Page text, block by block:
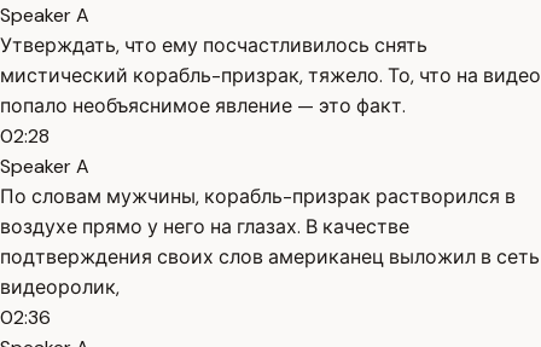
Speaker A
Утверждать, что ему посчастливилось снять
мистический корабль-призрак, тяжело. То, что на видео
попало необъяснимое явление — это факт.
02:28
Speaker A
По словам мужчины, корабль-призрак растворился в
воздухе прямо у него на глазах. В качестве
подтверждения своих слов американец выложил в сеть
видеоролик,
02:36